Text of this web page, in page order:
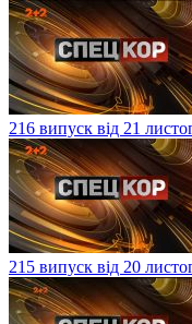
216 випуск від 21
215 випуск від 20